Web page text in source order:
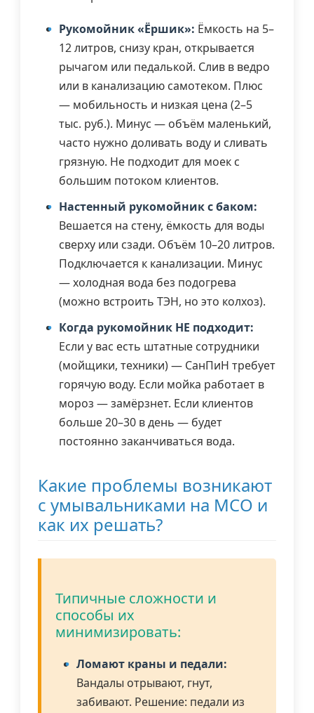
Рукомойник «Ёршик»: Ёмкость на 5–
12 литров, снизу кран, открывается
рычагом или педалькой. Слив в ведро
или в канализацию самотеком. Плюс
— мобильность и низкая цена (2–5
тыс. руб.). Минус — объём маленький,
часто нужно доливать воду и сливать
грязную. Не подходит для моек с
большим потоком клиентов.
Настенный рукомойник с баком:
Вешается на стену, ёмкость для воды
сверху или сзади. Объём 10–20 литров.
Подключается к канализации. Минус
— холодная вода без подогрева
(можно встроить ТЭН, но это колхоз).
Когда рукомойник НЕ подходит:
Если у вас есть штатные сотрудники
(мойщики, техники) — СанПиН требует
горячую воду. Если мойка работает в
мороз — замёрзнет. Если клиентов
больше 20–30 в день — будет
постоянно заканчиваться вода.
Какие проблемы возникают
с умывальниками на МСО и
как их решать?
Типичные сложности и
способы их
минимизировать:
Ломают краны и педали:
Вандалы отрывают, гнут,
забивают. Решение: педали из